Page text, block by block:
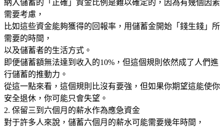
納入儲蓄的「正確」資金比例是難以確定的，因為有幾個因素
需要考慮，
比如這些資金能夠獲得的回報率，用儲蓄金開始「錢生錢」所
需要的時間，
以及儲蓄者的生活方式。
即便儲蓄額無法達到收入的10%，但這個規則依然成了人們進
行儲蓄的推動力。
從這一點來看，這個規則比沒有要強，但如果你期望這能使你
安全退休，你可能只會失望。
2. 保留三到六個月的薪水作為應急資金
對于許多人來說，儲蓄六個月的薪水可能需要幾年時間，